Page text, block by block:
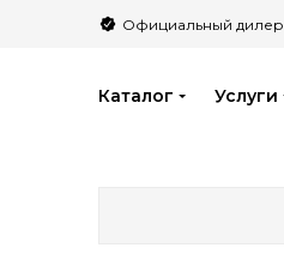
Официальный дилер
Каталог Услуги